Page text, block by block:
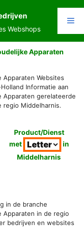
Webshops
Apparaten
Apparaten Websites
Informatie aan
Apparaten gerelateerde
regio Middelharnis.
Product/Dienst
met
in
Middelharnis
in de branche
Apparaten in de regio
bedrijven en websites